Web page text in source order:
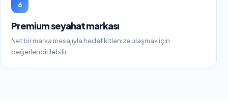
6
Premium seyahat markası
Net bir marka mesajıyla hedef kitlenize ulaşmak için
değerlendirilebilir.